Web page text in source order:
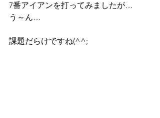
7番アイアンを打ってみましたが…
う～ん…
課題だらけですね(^^;